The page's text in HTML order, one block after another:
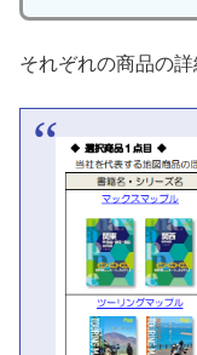
それぞれの商品の